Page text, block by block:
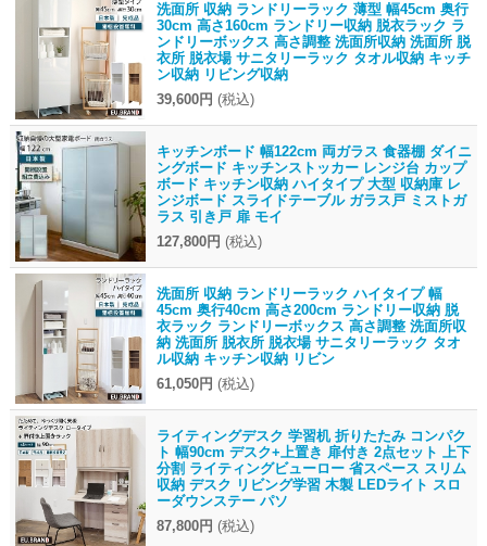
洗面所 収納 ランドリーラック 薄型 幅45cm 奥行
30cm 高さ160cm ランドリー収納 脱衣ラック ラ
ンドリーボックス 高さ調整 洗面所収納 洗面所 脱
衣所 脱衣場 サニタリーラック タオル収納 キッチ
ン収納 リビング収納
39,600円 (税込)
キッチンボード 幅122cm 両ガラス 食器棚 ダイニ
ングボード キッチンストッカー レンジ台 カップ
ボード キッチン収納 ハイタイプ 大型 収納庫 レ
ンジボード スライドテーブル ガラス戸 ミストガ
ラス 引き戸 扉 モイ
127,800円 (税込)
洗面所 収納 ランドリーラック ハイタイプ 幅
45cm 奥行40cm 高さ200cm ランドリー収納 脱
衣ラック ランドリーボックス 高さ調整 洗面所収
納 洗面所 脱衣所 脱衣場 サニタリーラック タオ
ル収納 キッチン収納 リビン
61,050円 (税込)
ライティングデスク 学習机 折りたたみ コンパク
ト 幅90cm デスク+上置き 扉付き 2点セット 上下
分割 ライティングビューロー 省スペース スリム
収納 デスク リビング学習 木製 LEDライト スロ
ーダウンステー パソ
87,800円 (税込)